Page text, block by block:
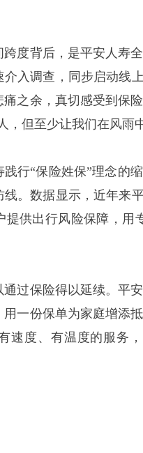
度背后，是平安人寿
入调查，同步启动线
之余，真切感受到保
，但至少让我们在风雨
践行“保险姓保”理念的
。数据显示，近年来
提供出行风险保障，用
过保险得以延续。平
一份保单为家庭增添
速度、有温度的服务